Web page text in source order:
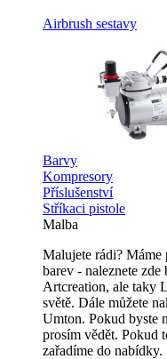
Airbrush sestavy
Barvy
Kompresory
Příslušenství
Stříkaci pistole
Malba
Malujete rádi?
barev - naleznete
Artcreation, ale taky
světě. Dále můžete
Umton. Pokud byste
prosím vědět. Pokud
zařadíme do nabídky.